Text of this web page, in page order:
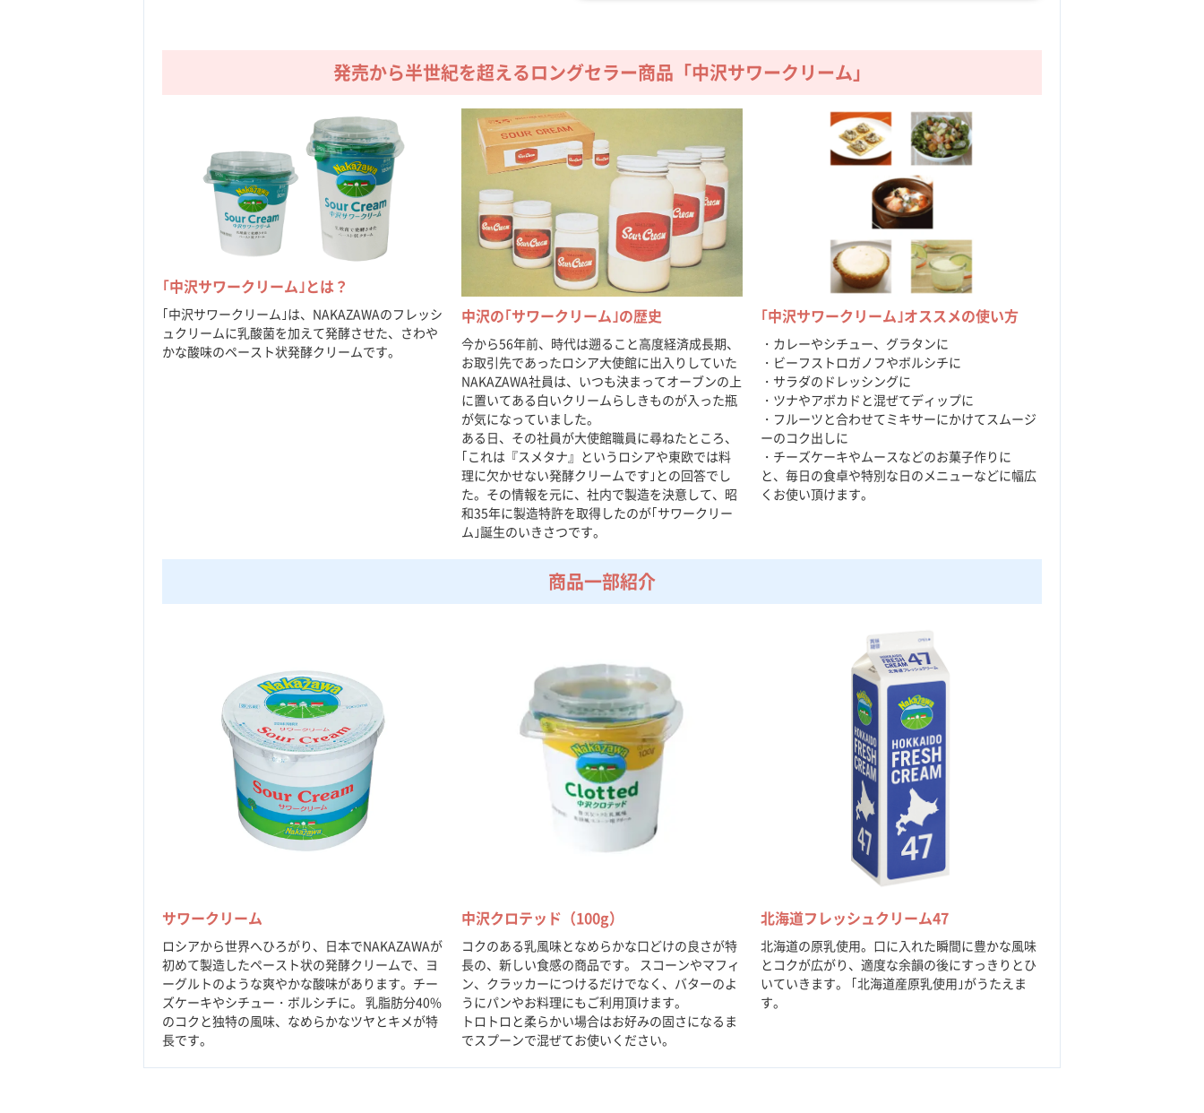
発売から半世紀を超えるロングセラー商品「中沢サワークリーム」
｢中沢サワークリーム｣とは？
｢中沢サワークリーム｣は、NAKAZAWAのフレッシ
ュクリームに乳酸菌を加えて発酵させた、さわや
かな酸味のペースト状発酵クリームです。
中沢の｢サワークリーム｣の歴史
今から56年前、時代は遡ること高度経済成長期、
お取引先であったロシア大使館に出入りしていた
NAKAZAWA社員は、いつも決まってオーブンの上
に置いてある白いクリームらしきものが入った瓶
が気になっていました。
ある日、その社員が大使館職員に尋ねたところ、
｢これは『スメタナ』というロシアや東欧では料
理に欠かせない発酵クリームです｣との回答でし
た。その情報を元に、社内で製造を決意して、昭
和35年に製造特許を取得したのが｢サワークリー
ム｣誕生のいきさつです。
｢中沢サワークリーム｣オススメの使い方
・カレーやシチュー、グラタンに
・ビーフストロガノフやボルシチに
・サラダのドレッシングに
・ツナやアボカドと混ぜてディップに
・フルーツと合わせてミキサーにかけてスムージ
ーのコク出しに
・チーズケーキやムースなどのお菓子作りに
と、毎日の食卓や特別な日のメニューなどに幅広
くお使い頂けます。
商品一部紹介
サワークリーム
ロシアから世界へひろがり、日本でNAKAZAWAが
初めて製造したペースト状の発酵クリームで、ヨ
ーグルトのような爽やかな酸味があります。チー
ズケーキやシチュー・ボルシチに。 乳脂肪分40%
のコクと独特の風味、なめらかなツヤとキメが特
長です。
中沢クロテッド（100g）
コクのある乳風味となめらかな口どけの良さが特
長の、新しい食感の商品です。 スコーンやマフィ
ン、クラッカーにつけるだけでなく、バターのよ
うにパンやお料理にもご利用頂けます。
トロトロと柔らかい場合はお好みの固さになるま
でスプーンで混ぜてお使いください。
北海道フレッシュクリーム47
北海道の原乳使用。口に入れた瞬間に豊かな風味
とコクが広がり、適度な余韻の後にすっきりとひ
いていきます。 ｢北海道産原乳使用｣がうたえま
す。